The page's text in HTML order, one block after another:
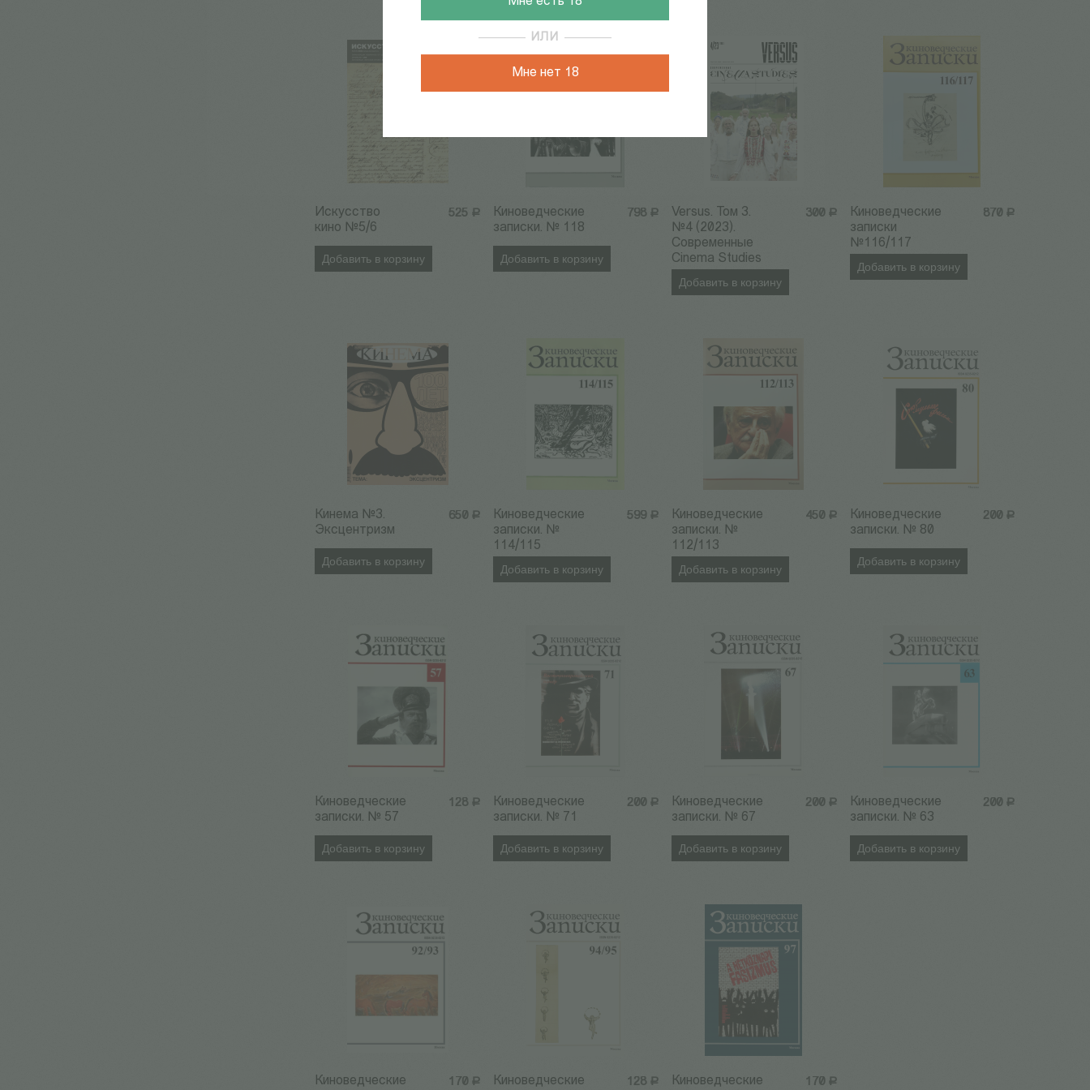
ИЛИ
Мне нет 18
525 Р
Искусство
кино №5/6
Добавить в корзину
798 Р
Киноведческие
записки. № 118
Добавить в корзину
300 Р
Versus. Том 3.
№4 (2023).
Современные
Cinema Studies
Добавить в корзину
870 Р
Киноведческие
записки
№116/117
Добавить в корзину
650 Р
Кинема №3.
Эксцентризм
Добавить в корзину
599 Р
Киноведческие
записки. №
114/115
Добавить в корзину
450 Р
Киноведческие
записки. №
112/113
Добавить в корзину
200 Р
Киноведческие
записки. № 80
Добавить в корзину
128 Р
Киноведческие
записки. № 57
Добавить в корзину
200 Р
Киноведческие
записки. № 71
Добавить в корзину
200 Р
Киноведческие
записки. № 67
Добавить в корзину
200 Р
Киноведческие
записки. № 63
Добавить в корзину
170 Р
Киноведческие 128 Р
Киноведческие 170 Р
Киноведческие